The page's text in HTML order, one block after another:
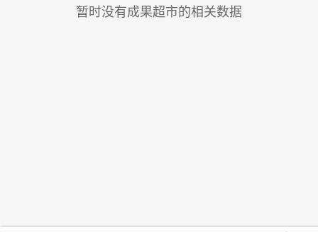
暂时没有成果超市的相关数据